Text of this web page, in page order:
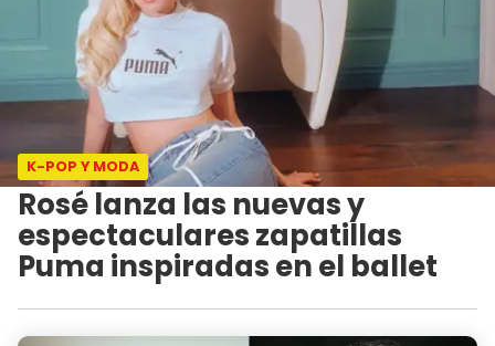
K-POP Y MODA
Rosé lanza las nuevas y
espectaculares zapatillas
Puma inspiradas en el ballet